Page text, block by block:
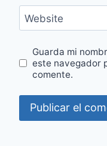
Website
Guarda mi
este navegador
comente.